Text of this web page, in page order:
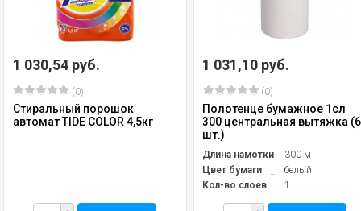
1 030,54 руб.
(0)
Стиральный порошок
автомат TIDE COLOR 4,5кг
1 031,10 руб.
(0)
Полотенце бумажное 1сл
300 центральная вытяжка (6
шт.)
Длина намотки
300 м
Цвет бумаги
белый
Кол-во слоев
1